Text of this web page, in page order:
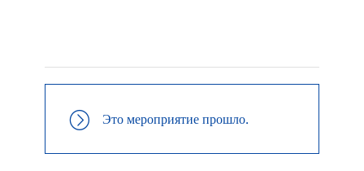
Это мероприятие прошло.